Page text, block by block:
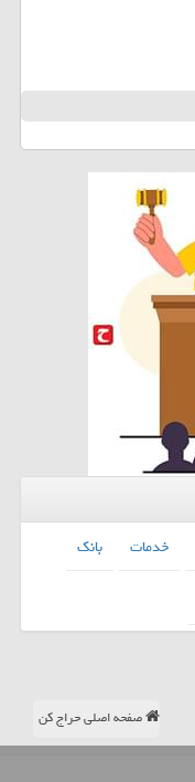
خدمات
بانك
صفحه اصلی حراج کن